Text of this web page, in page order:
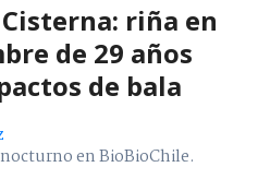
riña en
de 29 años
de bala
en BioBioChile.